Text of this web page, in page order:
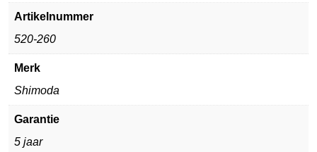
Artikelnummer
520-260
Merk
Shimoda
Garantie
5 jaar